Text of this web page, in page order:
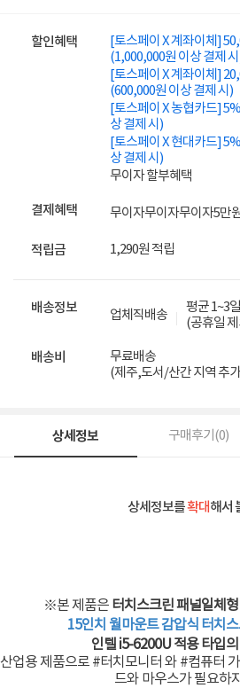
할인혜택
[토스페이 X 계좌이체]
(1,000,000원 이상 결제
[토스페이 X 계좌이체]
(600,000원 이상 결제 시)
[토스페이 X 농협카드]
상 결제 시)
[토스페이 X 현대카드]
상 결제 시)
무이자 할부혜택
결제혜택 무이자무이자무이자5만
적립금 1,290원 적립
배송정보 업체직배송
평균 1~3
(공휴일
배송비
무료배송
(제주,도서/산간 지역 추
상세정보 구매후기(0)
상세정보를확대해서
※본 제품은 터치스크린 패널일체형
15인치 월마운트 감압식 터치
인텔 i5-6200U 적용 타입
산업용 제품으로 #터치모니터 와 #컴퓨터
드와 마우스가 필요하